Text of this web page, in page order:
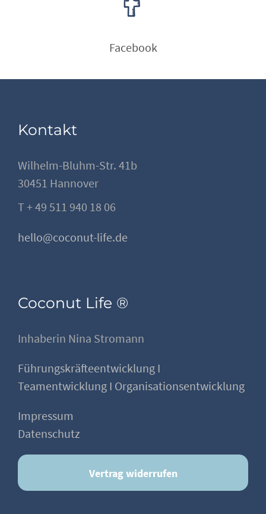
Facebook
Kontakt
Wilhelm-Bluhm-Str. 41b
30451 Hannover
T + 49 511 940 18 06
hello@coconut-life.de
Coconut Life ®
Inhaberin Nina Stromann
Führungskräfteentwicklung I
Teamentwicklung I Organisationsentwicklung
Impressum
Datenschutz
Vertrag widerrufen